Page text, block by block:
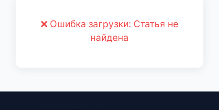
❌ Ошибка загрузки: Статья не
найдена